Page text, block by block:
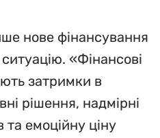
нове фінансування
«Фінансові
затримки в
рішення, надмірні
емоційну ціну